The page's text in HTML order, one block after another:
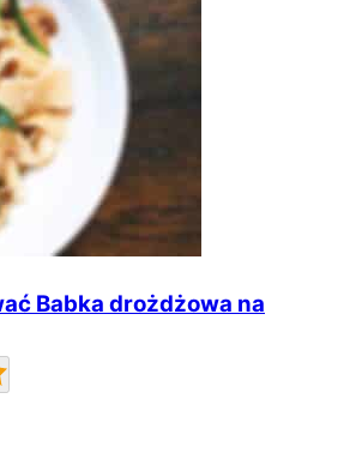
Babka drożdżowa na